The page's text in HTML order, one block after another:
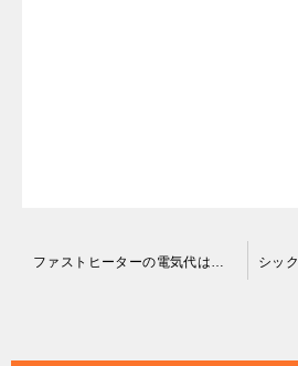
ファストヒーターの電気代は高いの？購入者の口コミや評判はどう？